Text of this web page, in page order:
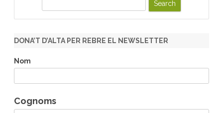
r
h
DONA’T D’ALTA PER REBRE EL NEWSLETTER
Nom
Cognoms